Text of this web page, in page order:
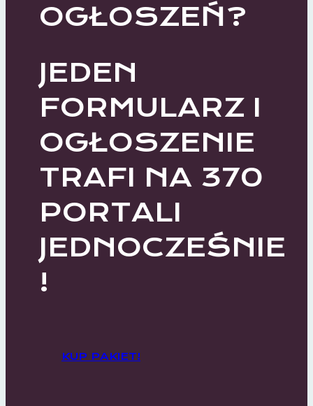
OGŁOSZEŃ?
JEDEN
FORMULARZ I
OGŁOSZENIE
TRAFI NA 370
PORTALI
JEDNOCZEŚNIE
!
KUP PAKIET!